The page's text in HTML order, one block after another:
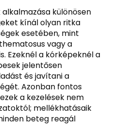
különösen
kínál olyan ritka
esetében, mint
vagy a
Ezeknél a kórképeknél a
jelentősen
és javítani a
Azonban fontos
a kezelések nem
mellékhatásaik
beteg reagál